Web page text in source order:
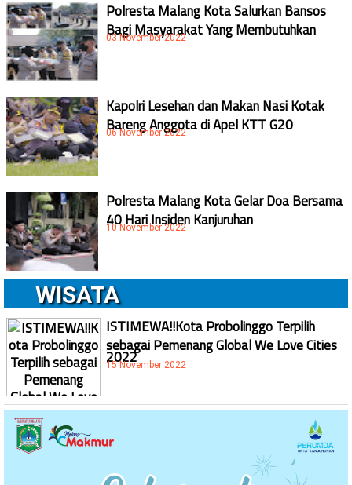
Polresta Malang Kota Salurkan Bansos
Bagi Masyarakat Yang Membutuhkan
03 November 2022
Kapolri Lesehan dan Makan Nasi Kotak
Bareng Anggota di Apel KTT G20
06 November 2022
Polresta Malang Kota Gelar Doa Bersama
40 Hari Insiden Kanjuruhan
10 November 2022
WISATA
ISTIMEWA!!Kota Probolinggo Terpilih
sebagai Pemenang Global We Love Cities
2022
15 November 2022